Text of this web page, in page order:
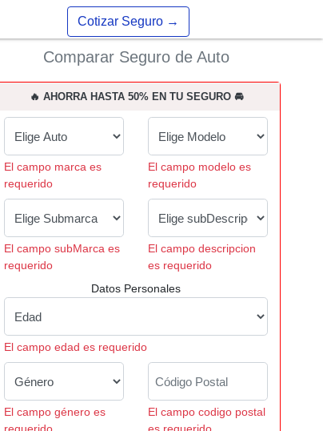
Cotizar Seguro →
Comparar Seguro de Auto
🔥 AHORRA HASTA 50% EN TU SEGURO 🚘
El campo marca es
requerido
El campo modelo es
requerido
El campo subMarca es
requerido
El campo descripcion
es requerido
Datos Personales
El campo edad es requerido
El campo género es
El campo codigo postal